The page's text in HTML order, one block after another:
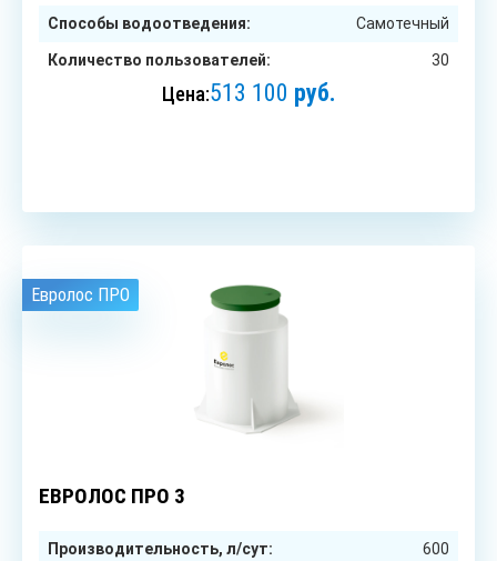
Способы водоотведения: Самотечный
Количество пользователей: 30
Цена:513 100 руб.
Евролос ПРО
ЕВРОЛОС ПРО 3
Производительность, л/сут: 600